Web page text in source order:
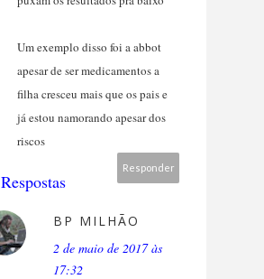
Um exemplo disso foi a abbot
apesar de ser medicamentos a
filha cresceu mais que os pais e
já estou namorando apesar dos
riscos
Responder
Respostas
BP MILHÃO
2 de maio de 2017 às
17:32